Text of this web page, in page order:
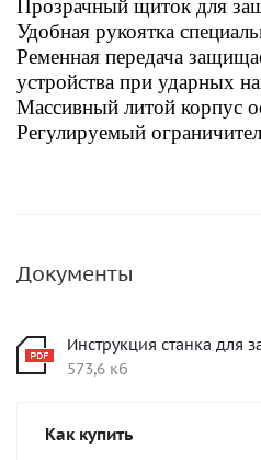
Прозрачный щиток для
Удобная рукоятка
Ременная передача
устройства при ударных
Массивный литой корпус
Регулируемый
Документы
Инструкция станка для
573,6 кб
Как купить